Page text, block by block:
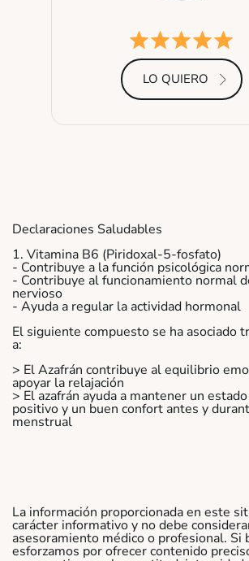
LO QUIERO
Declaraciones Saludables
1. Vitamina B6 (Piridoxal-5-fosfato)
- Contribuye a la función psicológica
- Contribuye al funcionamiento normal
nervioso
- Ayuda a regular la actividad hormonal
El siguiente compuesto se ha asociado
a:
> El Azafrán contribuye al equilibrio
apoyar la relajación
> El azafrán ayuda a mantener un
positivo y un buen confort antes y
menstrual
La información proporcionada en este
carácter informativo y no debe
asesoramiento médico o profesional. Si
esforzamos por ofrecer contenido